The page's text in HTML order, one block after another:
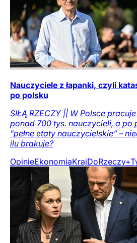
Nauczyciele z łapanki, czyli
po polsku
SIŁĄ RZECZY || W Polsce
ponad 700 tys. nauczycieli, a po
"pełne etaty nauczycielskie" –
ilu brakuje?
OpinieEkonomiaKrajDoRzeczy+